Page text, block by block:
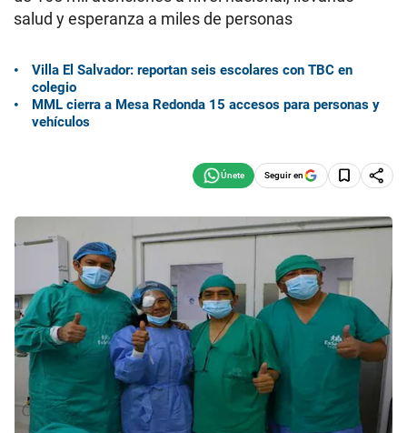
salud y esperanza a miles de personas
Villa El Salvador: reportan seis escolares con TBC en
colegio
MML cierra a Mesa Redonda 15 accesos para personas y
vehículos
Seguir en